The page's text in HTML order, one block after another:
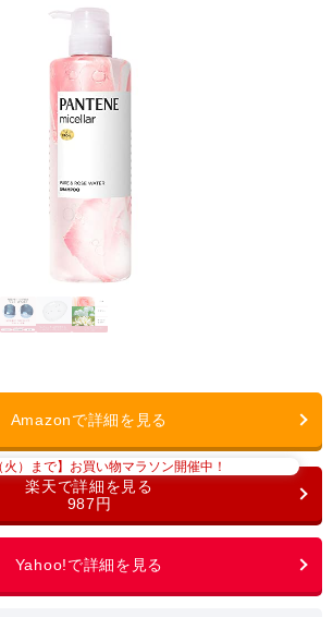
火）まで】お買い物マラソン開催中！
987円